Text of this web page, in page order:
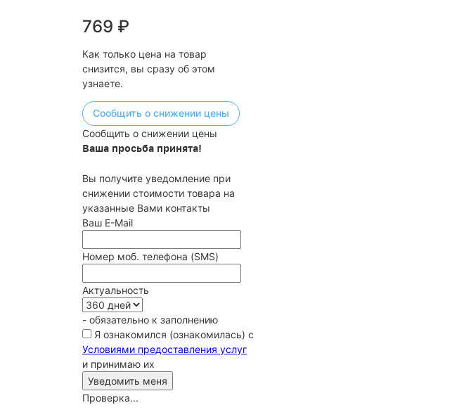
769 ₽
Как только цена на товар
снизится, вы сразу об этом
узнаете.
Сообщить о снижении цены
Сообщить о снижении цены
Ваша просьба принята!
Вы получите уведомление при
снижении стоимости товара на
указанные Вами контакты
Ваш E-Mail
Номер моб. телефона (SMS)
Актуальность
- обязательно к заполнению
Я ознакомился (ознакомилась) с
Условиями предоставления услуг
и принимаю их
Проверка...